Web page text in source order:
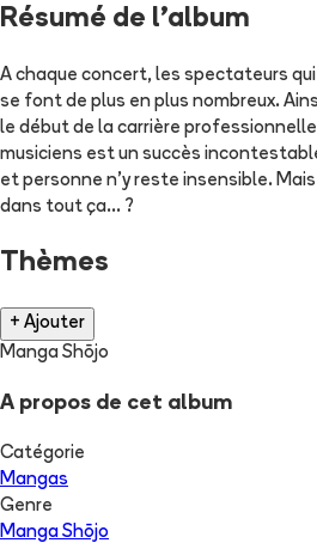
Résumé de l'album
A chaque concert, les spectateurs
se font de plus en plus nombreux.
le début de la carrière
musiciens est un succès
et personne n'y reste insensible.
dans tout ça... ?
Thèmes
+ Ajouter
Manga Shōjo
A propos de cet album
Catégorie
Mangas
Genre
Manga Shōjo